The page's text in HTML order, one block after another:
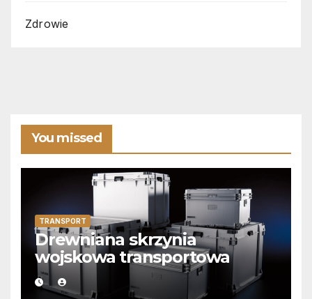
Zdrowie
You missed
TRANSPORT
Drewniana skrzynia
wojskowa transportowa